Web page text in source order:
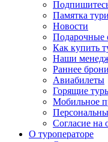
Памятка
Новости
Подарочные
Как купить
Наши
Раннее
Авиабилеты
Горящие
Мобильное
Согласие на
О туроператоре